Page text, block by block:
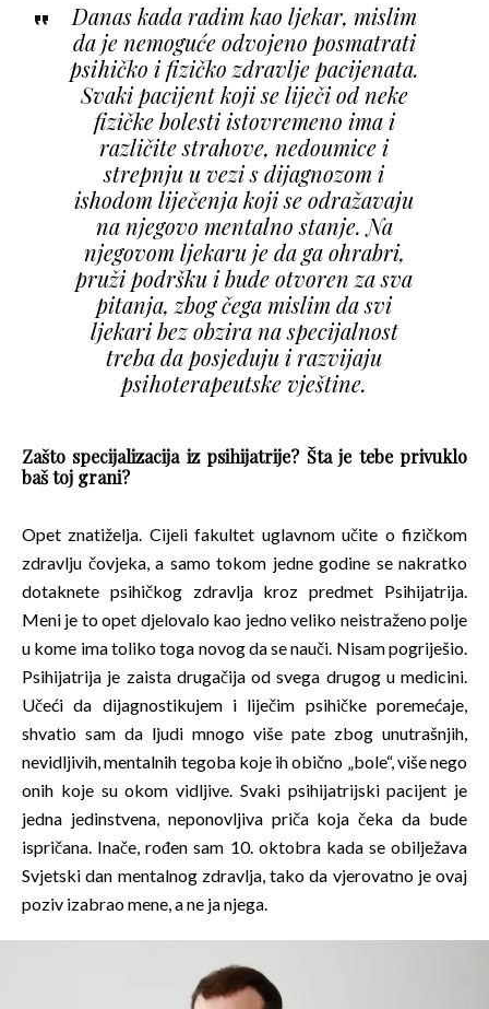
Danas kada radim kao ljekar, mislim
da je nemoguće odvojeno posmatrati
psihičko i fizičko zdravlje pacijenata.
Svaki pacijent koji se liječi od neke
fizičke bolesti istovremeno ima i
različite strahove, nedoumice i
strepnju u vezi s dijagnozom i
ishodom liječenja koji se odražavaju
na njegovo mentalno stanje. Na
njegovom ljekaru je da ga ohrabri,
pruži podršku i bude otvoren za sva
pitanja, zbog čega mislim da svi
ljekari bez obzira na specijalnost
treba da posjeduju i razvijaju
psihoterapeutske vještine.
Zašto specijalizacija iz psihijatrije? Šta je tebe privuklo
baš toj grani?
Opet znatiželja. Cijeli fakultet uglavnom učite o fizičkom
zdravlju čovjeka, a samo tokom jedne godine se nakratko
dotaknete psihičkog zdravlja kroz predmet Psihijatrija.
Meni je to opet djelovalo kao jedno veliko neistraženo polje
u kome ima toliko toga novog da se nauči. Nisam pogriješio.
Psihijatrija je zaista drugačija od svega drugog u medicini.
Učeći da dijagnostikujem i liječim psihičke poremećaje,
shvatio sam da ljudi mnogo više pate zbog unutrašnjih,
nevidljivih, mentalnih tegoba koje ih obično „bole“, više nego
onih koje su okom vidljive. Svaki psihijatrijski pacijent je
jedna jedinstvena, neponovljiva priča koja čeka da bude
ispričana. Inače, rođen sam 10. oktobra kada se obilježava
Svjetski dan mentalnog zdravlja, tako da vjerovatno je ovaj
poziv izabrao mene, a ne ja njega.